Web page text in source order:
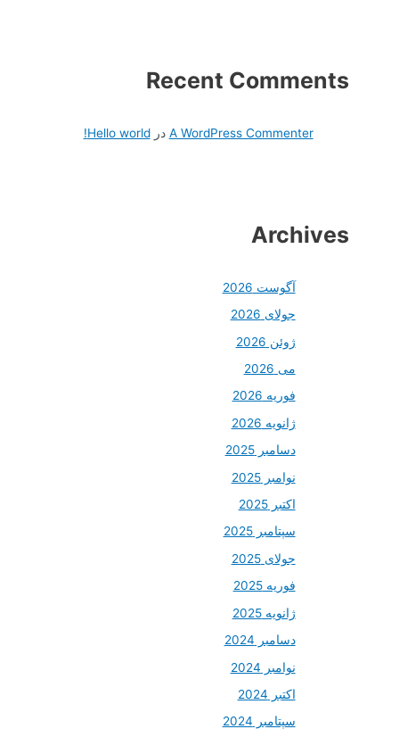
Recent Comments
A WordPress Commenter درHello world!
Archives
آگوست 2026
جولای 2026
ژوئن 2026
می 2026
فوریه 2026
ژانویه 2026
دسامبر 2025
نوامبر 2025
اکتبر 2025
سپتامبر 2025
جولای 2025
فوریه 2025
ژانویه 2025
دسامبر 2024
نوامبر 2024
اکتبر 2024
سپتامبر 2024